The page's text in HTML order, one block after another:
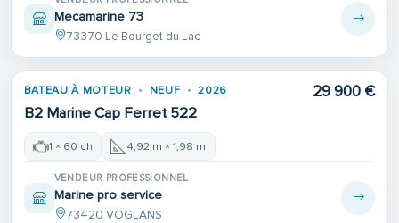
Mecamarine 73
73370 Le Bourget du Lac
BATEAU À MOTEUR NEUF 2026
B2 Marine Cap Ferret 522
29 900 €
1 × 60 ch 4,92 m × 1,98 m
VENDEUR PROFESSIONNEL
Marine pro service
73420 VOGLANS